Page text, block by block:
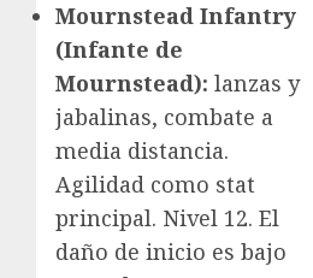
Mournstead Infantry
(Infante de
Mournstead): lanzas y
jabalinas, combate a
media distancia.
Agilidad como stat
principal. Nivel 12. El
daño de inicio es bajo